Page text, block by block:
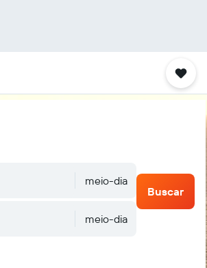
meio-dia
meio-dia
Buscar